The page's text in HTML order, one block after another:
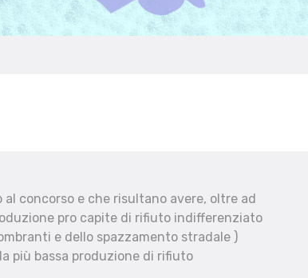
concorso e che risultano avere, oltre ad
pro capite di rifiuto indifferenziato
e dello spazzamento stradale )
più bassa produzione di rifiuto